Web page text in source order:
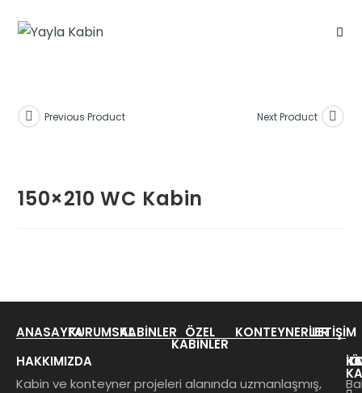
Previous Product Next Product
150×210 WC Kabin
ANASAYFAKURUMSALKABINLER ÖZEL
KABINLER
KONTEYNERLERİLETIŞIM
HAKKIMIZDA
Kabin ve konteyner projeleri alanında uzmanlaşmış,